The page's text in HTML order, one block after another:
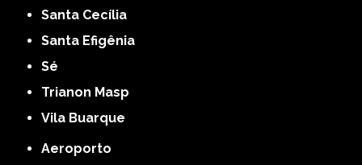
Santa Cecília
Santa Efigênia
Sé
Trianon Masp
Vila Buarque
Aeroporto